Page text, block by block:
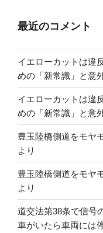
最近のコメント
イエローカットは違
めの「新常識」と意
イエローカットは違
めの「新常識」と意
豊玉陸橋側道をモヤ
より
豊玉陸橋側道をモヤ
より
道交法第38条で信号
車がいたら車両には